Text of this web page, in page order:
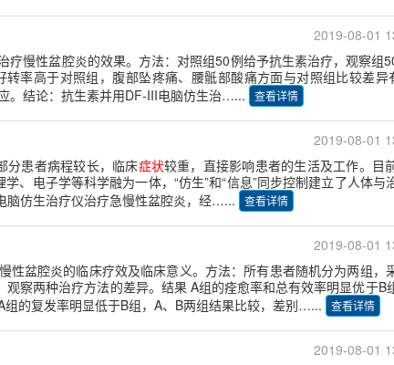
2019-08-01
慢性盆腔炎的效果。方法：对照组50例给予抗生素治疗，观察组
转率高于对照组，腹部坠疼痛、腰骶部酸痛方面与对照组比较差异
。结论：抗生素并用DF-III电脑仿生治…...
查看详情
2019-08-01
分患者病程较长，临床症状较重，直接影响患者的生活及工作。目
电子学等科学融为一体，“仿生”和“信息”同步控制建立了人体与
脑仿生治疗仪治疗急慢性盆腔炎，经…...
查看详情
2019-08-01
盆腔炎的临床疗效及临床意义。方法：所有患者随机分为两组，
察两种治疗方法的差异。结果 A组的痊愈率和总有效率明显优于B
组的复发率明显低于B组，A、B两组结果比较，差别…... 查看详情
2019-08-01